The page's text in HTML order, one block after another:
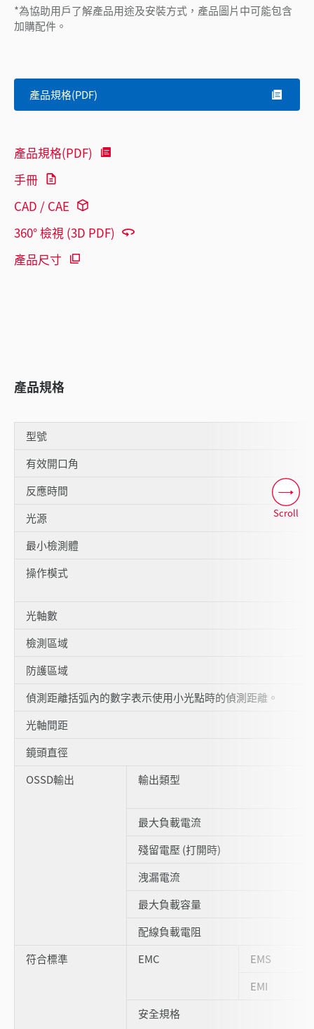
*為協助用戶了解產品用途及安裝方式，產品圖片中可能包含
加購配件。
產品規格(PDF)
產品規格(PDF)
手冊
CAD / CAE
360° 檢視 (3D PDF)
產品尺寸
產品規格
型號
有效開口角
反應時間
光源
最小檢測體
操作模式
光軸數
檢測區域
防護區域
偵測距離括弧內的數字表示使用小光點時的偵測距離。
光軸間距
鏡頭直徑
OSSD輸出
輸出類型
最大負載電流
殘留電壓 (打開時)
洩漏電流
最大負載容量
配線負載電阻
符合標準
EMC
EMS
EMI
安全規格
Scroll